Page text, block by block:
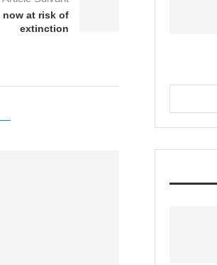
now at risk of
extinction